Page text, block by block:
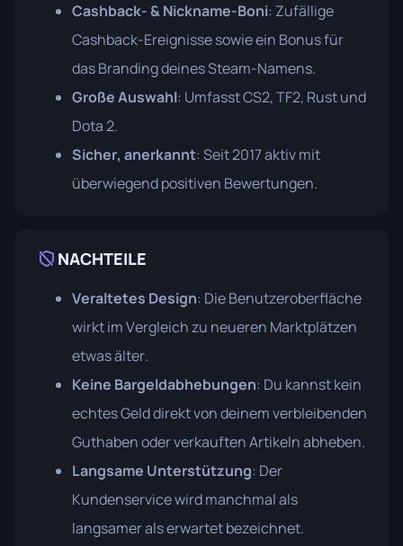
Cashback- & Nickname-Boni: Zufällige
Cashback-Ereignisse sowie ein Bonus für
das Branding deines Steam-Namens.
Große Auswahl: Umfasst CS2, TF2, Rust und
Dota 2.
Sicher, anerkannt: Seit 2017 aktiv mit
überwiegend positiven Bewertungen.
NACHTEILE
Veraltetes Design: Die Benutzeroberfläche
wirkt im Vergleich zu neueren Marktplätzen
etwas älter.
Keine Bargeldabhebungen: Du kannst kein
echtes Geld direkt von deinem verbleibenden
Guthaben oder verkauften Artikeln abheben.
Langsame Unterstützung: Der
Kundenservice wird manchmal als
langsamer als erwartet bezeichnet.